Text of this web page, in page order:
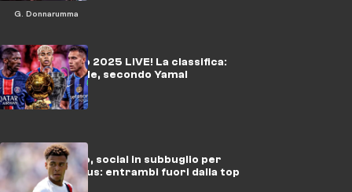
G. Donnarumma
Pallone d'Oro 2025 LIVE! La classifica:
vince Dembele, secondo Yamal
Pallone d'Oro, social in subbuglio per
Doué e Vinicius: entrambi fuori dalla top
ten